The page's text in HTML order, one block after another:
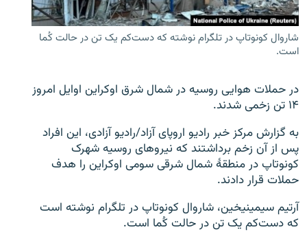
صفحه پشتو
Azadi English
به ما بپیوندید
همۀ سایت‌های رادیو آزادی/ رادیو اروپای آزاد
شاروال کونوتاپ در تلگرام نوشته که دست‌کم یک تن در حالت کُما
است.
در حملات هوایی روسیه در شمال شرق اوکراین اوایل امروز
۱۴ تن زخمی شدند.
به گزارش مرکز خبر رادیو اروپای آزاد/رادیو آزادی، این افراد
پس از آن زخم برداشتند که نیروهای روسیه شهرک
کونوتاپ در منطقۀ شمال شرقی سومی اوکراین را هدف
حملات قرار دادند.
آرتیم سیمینیخین، شاروال کونوتاپ در تلگرام نوشته است
که دست‌کم یک تن در حالت کُما است.